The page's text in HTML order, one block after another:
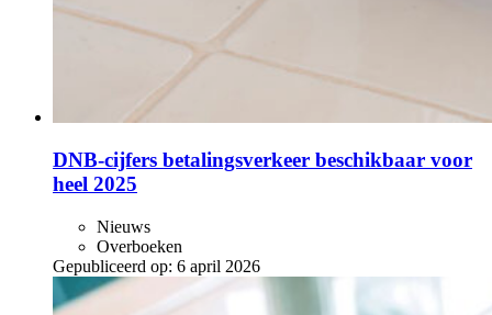
DNB-cijfers betalingsverkeer beschikbaar voor
heel 2025
Nieuws
Overboeken
Gepubliceerd op: 6 april 2026